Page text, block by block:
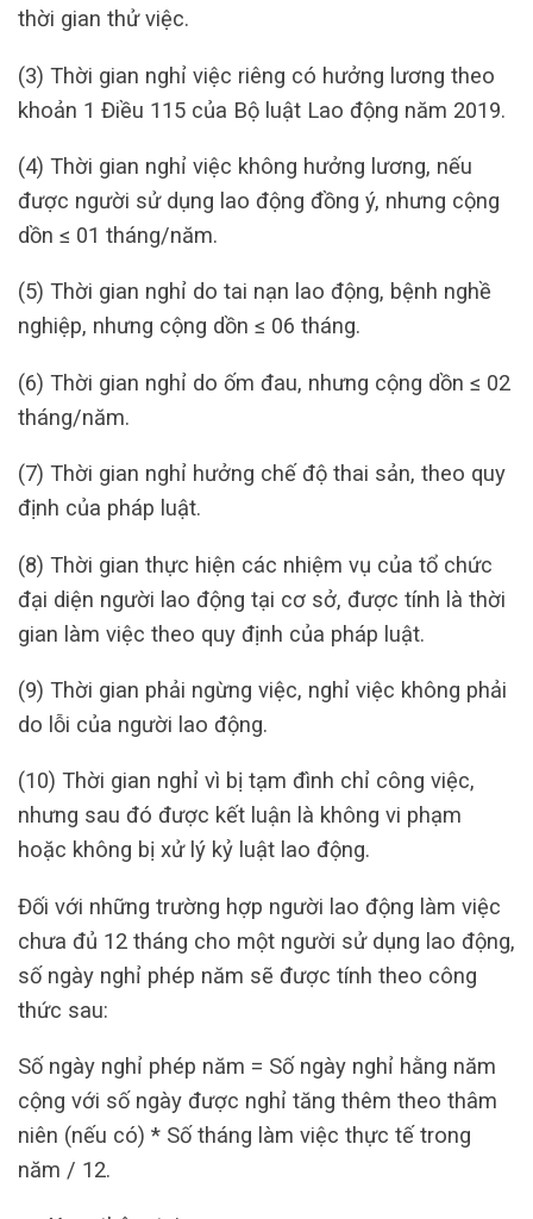
thời gian thử việc.
(3) Thời gian nghỉ việc riêng có hưởng lương theo
khoản 1 Điều 115 của Bộ luật Lao động năm 2019.
(4) Thời gian nghỉ việc không hưởng lương, nếu
được người sử dụng lao động đồng ý, nhưng cộng
dồn ≤ 01 tháng/năm.
(5) Thời gian nghỉ do tai nạn lao động, bệnh nghề
nghiệp, nhưng cộng dồn ≤ 06 tháng.
(6) Thời gian nghỉ do ốm đau, nhưng cộng dồn ≤ 02
tháng/năm.
(7) Thời gian nghỉ hưởng chế độ thai sản, theo quy
định của pháp luật.
(8) Thời gian thực hiện các nhiệm vụ của tổ chức
đại diện người lao động tại cơ sở, được tính là thời
gian làm việc theo quy định của pháp luật.
(9) Thời gian phải ngừng việc, nghỉ việc không phải
do lỗi của người lao động.
(10) Thời gian nghỉ vì bị tạm đình chỉ công việc,
nhưng sau đó được kết luận là không vi phạm
hoặc không bị xử lý kỷ luật lao động.
Đối với những trường hợp người lao động làm việc
chưa đủ 12 tháng cho một người sử dụng lao động,
số ngày nghỉ phép năm sẽ được tính theo công
thức sau:
Số ngày nghỉ phép năm = Số ngày nghỉ hằng năm
cộng với số ngày được nghỉ tăng thêm theo thâm
niên (nếu có) * Số tháng làm việc thực tế trong
năm / 12.